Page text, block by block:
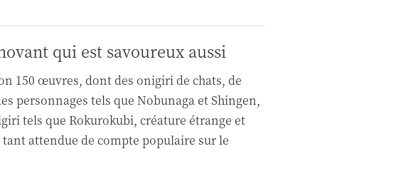
qui est savoureux aussi
150 œuvres, dont des onigiri de chats, de
personnages tels que Nobunaga et Shingen,
tels que Rokurokubi, créature étrange et
attendue de compte populaire sur le